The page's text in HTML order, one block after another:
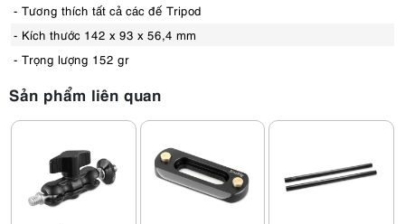
- Tương thích tất cả các đế Tripod
- Kích thước 142 x 93 x 56,4 mm
- Trọng lượng 152 gr
Sản phẩm liên quan